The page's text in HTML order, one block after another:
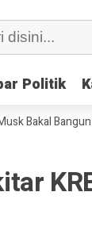
Politik
Politik
Bangun